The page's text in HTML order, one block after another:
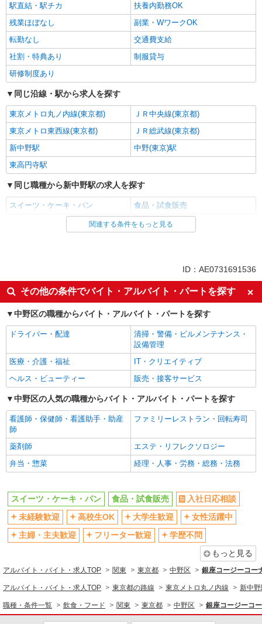
駅直結・駅チカ
扶養内勤務OK
残業ほぼなし
副業・WワークOK
転勤なし
交通費支給
社割・特典あり
制服貸与
研修制度あり
同じ沿線・駅から求人を探す
東京メトロ丸ノ内線(東京都)
ＪＲ中央線(東京都)
東京メトロ東西線(東京都)
ＪＲ総武線(東京都)
新中野駅
中野(東京)駅
東高円寺駅
同じ職種から新中野駅の求人を探す
スイーツ・ケーキ・パン 食品・試食販売
同じ雇用形態から新中野駅の求人を探す
入社日応相談
未経験歓迎
高校生OK
大学生歓迎
女性活躍中
主婦・主夫歓迎
フリーター歓迎
学歴不問
ブランクOK
時間固定シフト制
朝
禁煙・分煙
駅直結・駅チカ
扶養内勤務OK
残業ほぼなし
副業・WワークOK
転勤なし
交通費支給
社割・特典あり
制服貸与
研修制度あり
飲食・フード
スイーツ・ケーキ・パン
販売・接客サービス
同じ特徴から求人を探す
未経験歓迎
高校生OK
大学生歓迎
扶養内勤務OK
関連する条件をもっと見る
ID：AE0731691536
その他の条件でバイト・アルバイト・パートを探す
中野区の職種からバイト・アルバイト・パートを探す
ドライバー・配達
清掃・警備・ビルメンテナンス・
設備管理
医療・介護・福祉
IT・クリエイティブ
ヘルス・ビューティー
販売・接客サービス
中野区の人気の職種からバイト・アルバイト・パートを探す
看護師・保健師・看護助手・助産
師
ファミリーレストラン・回転寿司
薬剤師
エステ・リフレクソロジー
弁当・惣菜
経理・人事・労務・総務・法務
スイーツ・ケーキ・パン 食品・試食販売
入社日応相談
未経験歓迎
高校生OK 大学生歓迎
女性活躍中
主婦・主夫歓迎
フリーター歓迎
学歴不問
もっと見る
アルバイト・バイト・求人TOP 関東 東京都 中野区 銀座コージーコ
アルバイト・バイト・求人TOP 東京都の路線 東京メトロ丸ノ内線 新中
職種・条件一覧 飲食・フード 関東 東京都 中野区 銀座コージーコ